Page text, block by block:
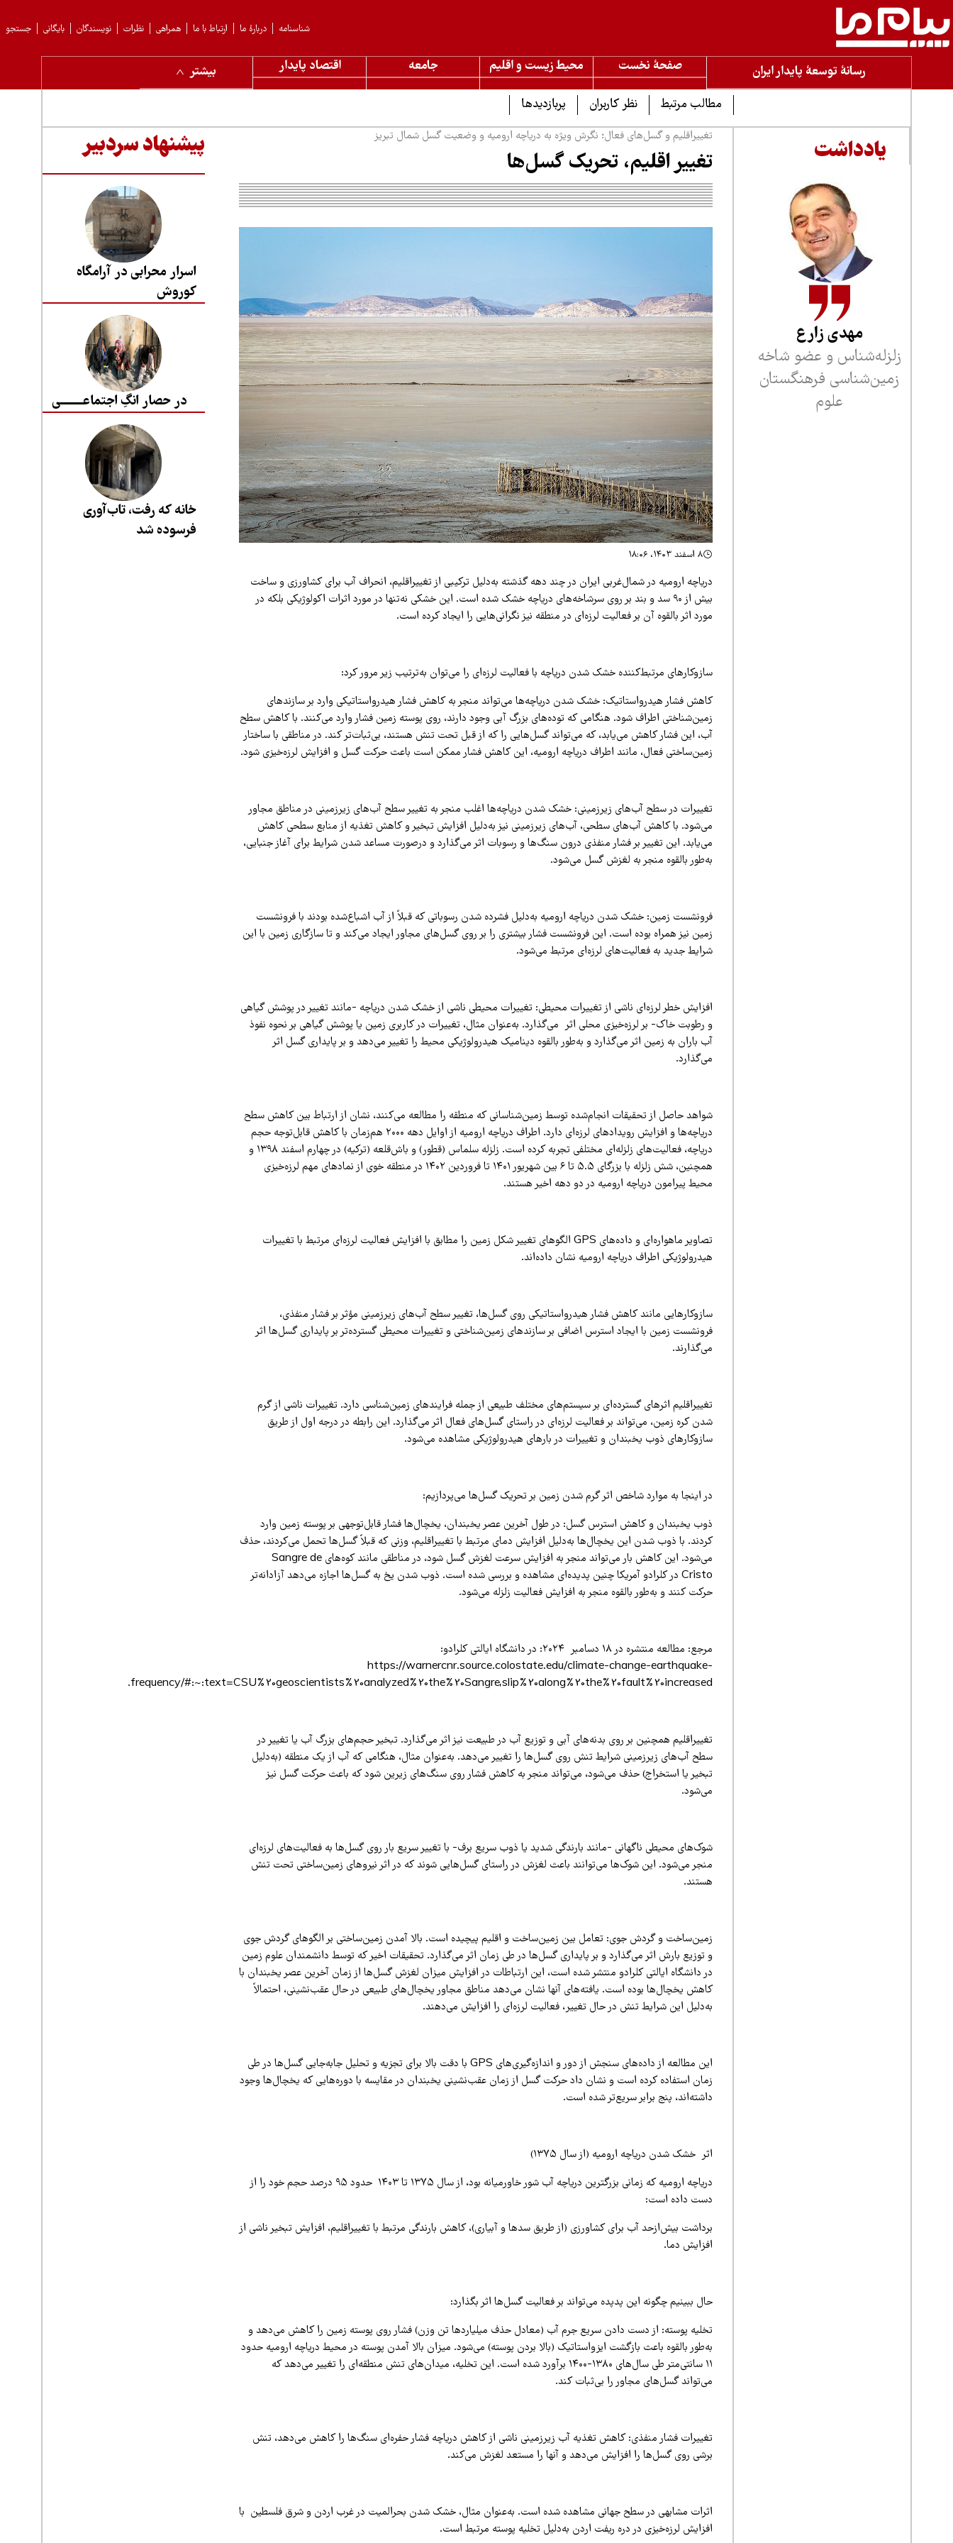
جستجو بایگانی نویسندگان نظرات همراهی ارتباط با ما دربارهٔ ما شناسنامه
رسانۀ توسعۀ پایدار ایران صفحۀ نخست محیط زیست و اقلیم جامعه اقتصاد پایدار
بیشتر
مطالب مرتبط
نظر کاربران پربازدیدها
یادداشت
مهدی زارع
زلزله‌شناس و عضو شاخه
زمین‌شناسی فرهنگستان
علوم
تغییراقلیم و گسل‌های فعال؛ نگرش ویژه به دریاچه ارومیه و وضعیت گسل شمال تبریز
تغییر اقلیم، تحریک گسل‌ها
۸ اسفند ۱۴۰۳، ۱۸:۰۶
دریاچه ارومیه در شمال‌غربی ایران در چند دهه گذشته به‌دلیل ترکیبی از تغییراقلیم، انحراف آب برای کشاورزی و ساخت
بیش از ۹۰ سد و بند بر روی سرشاخه‌های دریاچه خشک شده است. این خشکی نه‌تنها در مورد اثرات اکولوژیکی بلکه در
مورد اثر بالقوه آن بر فعالیت لرزه‌ای در منطقه نیز نگرانی‌هایی را ایجاد کرده است.
سازوکارهای مرتبط‌کننده خشک شدن دریاچه با فعالیت لرزه‌ای را می‌توان به‌ترتیب زیر مرور کرد:
کاهش فشار هیدرواستاتیک: خشک شدن دریاچه‌ها می‌تواند منجر به کاهش فشار هیدرواستاتیکی وارد بر سازندهای
زمین‌شناختی اطراف شود. هنگامی که توده‌های بزرگ آبی وجود دارند، روی پوسته زمین فشار وارد می‌کنند. با کاهش سطح
آب، این فشار کاهش می‌یابد، که می‌تواند گسل‌هایی را که از قبل تحت تنش هستند، بی‌ثبات‌تر کند. در مناطقی با ساختار
زمین‌ساختی فعال، مانند اطراف دریاچه ارومیه، این کاهش فشار ممکن است باعث حرکت گسل و افزایش لرزه‌خیزی شود.
تغییرات در سطح آب‌های زیرزمینی: خشک شدن دریاچه‌ها اغلب منجر به تغییر سطح آب‌های زیرزمینی در مناطق مجاور
می‌شود. با کاهش آب‌های سطحی، آب‌های زیرزمینی نیز به‌دلیل افزایش تبخیر و کاهش تغذیه از منابع سطحی کاهش
می‌یابد. این تغییر بر فشار منفذی درون سنگ‌ها و رسوبات اثر می‌گذارد و درصورت مساعد شدن شرایط برای آغاز جنبایی،
به‌طور بالقوه منجر به لغزش گسل می‌شود.
فرونشست زمین: خشک شدن دریاچه ارومیه به‌دلیل فشرده شدن رسوباتی که قبلاً از آب اشباع‌شده بودند با فرونشست
زمین نیز همراه بوده است. این فرونشست فشار بیشتری را بر روی گسل‌های مجاور ایجاد می‌کند و تا سازگاری زمین با این
شرایط جدید به فعالیت‌های لرزه‌ای مرتبط می‌شود.
افزایش خطر لرزه‌ای ناشی از تغییرات محیطی: تغییرات محیطی ناشی از خشک شدن دریاچه -مانند تغییر در پوشش گیاهی
و رطوبت خاک- بر لرزه‌خیزی محلی اثر می‌گذارد. به‌عنوان مثال، تغییرات در کاربری زمین یا پوشش گیاهی بر نحوه نفوذ
آب باران به زمین اثر می‌گذارد و به‌طور بالقوه دینامیک هیدرولوژیکی محیط را تغییر می‌دهد و بر پایداری گسل اثر
می‌گذارد.
شواهد حاصل از تحقیقات انجام‌شده توسط زمین‌شناسانی که منطقه را مطالعه می‌کنند، نشان از ارتباط بین کاهش سطح
دریاچه‌ها و افزایش رویدادهای لر
زه‌ای دارد. اطراف دریاچه ارومیه از اوایل دهه ۲۰۰۰ هم‌زمان با کاهش قابل‌توجه حجم
دریاچه، فعالیت‌های زلزله‌ای مختلفی تجربه کرده‌ است. زلزله سلماس (قطور) و باش‌قلعه (ترکیه) در چهارم اسفند ۱۳۹۸ و
همچنین، شش زلزله با بزرگای ۵.۵ تا ۶ بین شهریور ۱۴۰۱ تا فروردین ۱۴۰۲ در منطقه خوی از نمادهای مهم لرزه‌خیزی
محیط پیرامون دریاچه ارومیه در دو دهه اخیر هستند.
تصاویر ماهواره‌ای و داده‌های GPS الگوهای تغییر شکل زمین را مطابق با افزایش فعالیت لرزه‌ای مرتبط با تغییرات
هیدرولوژیکی اطراف دریاچه ارومیه نشان داده‌اند.
سازوکار‌هایی مانند کاهش فشار هیدرواستاتیکی روی گسل‌ها، تغییر سطح آب‌های زیرزمینی مؤثر بر فشار منفذی،
فرونشست زمین با ایجاد استرس اضافی بر سازندهای زمین‌شناختی و تغییرات محیطی گسترده‌تر بر پایداری گسل‌ها اثر
می‌گذارند.
تغییراقلیم اثرهای گسترده‌ای بر سیستم‌های مختلف طبیعی از جمله فرایندهای زمین‌شناسی دارد. تغییرات ناشی از گرم
شدن کره زمین، می‌تواند بر فعالیت لرزه‌ای در راستای گسل‌های فعال اثر می‌گذارد. این رابطه در درجه اول از طریق
سازوکارهای ذوب یخبندان و تغییرات در بارهای هیدرولوژیکی مشاهده می‌شود.
در اینجا به موارد شاخص اثر گرم شدن زمین بر تحریک گسل‌ها می‌پردازیم:
ذوب یخبندان و کاهش استرس گسل: در طول آخرین عصر یخبندان، یخچال‌ها فشار قابل‌توجهی بر پوسته زمین وارد
کردند. با ذوب شدن این یخچال‌ها به‌دلیل افزایش دمای مرتبط با تغییراقلیم، وزنی که قبلاً گسل‌ها تحمل می‌کردند، حذف
می‌شود. این کاهش بار می‌تواند منجر به افزایش سرعت لغزش گسل شود، در مناطقی مانند کوه‌های Sangre de
Cristo در کلرادو آمریکا چنین پدیده‌ای مشاهده و بررسی شده است. ذوب شدن یخ به گسل‌ها اجازه می‌دهد آزادانه‌تر
حرکت کنند و به‌طور بالقوه منجر به افزایش فعالیت زلزله می‌شود.
مرجع: مطالعه منتشره در ۱۸ دسامبر ۲۰۲۴: در دانشگاه ایالتی کلرادو:
https://warnercnr.source.colostate.edu/climate-change-earthquake-
frequency/#:~:text=CSU%20geoscientists%20analyzed%20the%20Sangre,slip%20along%20the%20fault%20increased.
تغییراقلیم همچنین بر روی بدنه‌های آبی و توزیع آب در طبیعت نیز اثر می‌گذارد. تبخیر حجم‌های بزرگ آب یا تغییر در
سطح آب‌های زیرزمینی شرایط تنش روی گسل‌ها را تغییر می‌دهد. به‌عنوان مثال، هنگامی که آب از یک منطقه (به‌دلیل
تبخیر یا استخراج) حذف می‌شود، می‌تواند منجر به کاهش فشار روی سنگ‌های زیرین شود که باعث حرکت گسل نیز
می‌شود.
شوک‌های محیطی ناگهانی -مانند بارندگی شدید یا ذوب سریع برف- با تغییر سریع بار روی گسل‌ها به فعالیت‌های لرزه‌ای
منجر می‌شود. این شوک‌ها می‌توانند باعث لغزش در راستای گسل‌هایی شوند که در اثر نیروهای زمین‌ساختی تحت تنش
هستند.
زمین‌ساخت و گردش جوی: تعامل بین زمین‌ساخت و اقلیم پیچیده است. بالا آمدن زمین‌ساختی بر الگوهای گردش جوی
و توزیع بارش اثر می‌گذارد و بر پایداری گسل‌ها در طی زمان اثر می‌گذارد. تحقیقات اخیر که توسط دانشمندان علوم زمین
در دانشگاه ایالتی کلرادو منتشر شده است، این ارتباطات در افزایش میزان لغزش گسل‌ها از زمان آخرین عصر یخبندان با
کاهش یخچال‌ها بوده است. یافته‌های آنها نشان می‌دهد مناطق مجاور یخچال‌های طبیعی در حال عقب‌نشینی، احتمالاً
به‌دلیل این شرایط تنش در حال تغییر، فعالیت لرزه‌ای را افزایش می‌دهند.
این مطالعه از داده‌های سنجش از دور و اندازه‌گیری‌های GPS با دقت بالا برای تجزیه و تحلیل جابه‌جایی گسل‌ها در طی
زمان استفاده کرده است و نشان داد حرکت گسل از زمان عقب‌نشینی یخبندان در مقایسه با دوره‌هایی که یخچال‌ها وجود
داشته‌اند، پنج برابر سریع‌تر شده است.
اثر خشک شدن دریاچه ارومیه (از سال ۱۳۷۵)
دریاچه ارومیه که زمانی بزرگترین دریاچه آب شور خاورمیانه بود، از سال ۱۳۷۵ تا ۱۴۰۳ حدود ۹۵ درصد حجم خود را از
دست داده است:
برداشت بیش‌ازحد آب برای کشاورزی (از طریق سدها و آبیاری)، کاهش بارندگی مرتبط با تغییراقلیم، افزایش تبخیر ناشی از
افزایش دما.
حال ببینیم چگونه این پدپده می‌تواند بر فعالیت گسل‌‌ها اثر بگذارد:
تخلیه پوسته: از دست دادن سریع جرم آب (معادل حذف میلیاردها تن وزن) فشار روی پوسته زمین را کاهش می‌دهد و
به‌طور بالقوه باعث بازگشت ایزواستاتیک (بالا بردن پوسته) می‌شود. میزان بالا آمدن پوسته در محیط دریاچه ارومیه حدود
۱۱ سانتی‌متر طی سال‌های ۱۳۸۰-۱۴۰۰ برآورد شده است. این تخلیه، میدان‌های تنش منطقه‌ای را تغییر می‌دهد که
می‌تواند گسل‌های مجاور را بی‌ثبات کند.
تغییرات فشار منفذی: کاهش تغذیه آب زیرزمینی ناشی از کاهش دریاچه فشار حفره‌ای سنگ‌ها را کاهش می‌دهد، تنش
برشی روی گسل‌ها را افزایش می‌دهد و آنها را مستعد لغزش می‌کند.
اثرات مشابهی در سطح جهانی مشاهده شده است. به‌عنوان مثال، خشک شدن بحرالمیت در غرب اردن و شرق فلسطین با
افزایش لرزه‌خیزی در دره ریفت اردن به‌دلیل تخلیه پوسته مرتبط است.
پیشنهاد سردبیر
اسرار محرابی در آرامگاه
کوروش
در حصار انگِ اجتماعــــــــی
خانه که رفت، تاب‌آوری
فرسوده شد